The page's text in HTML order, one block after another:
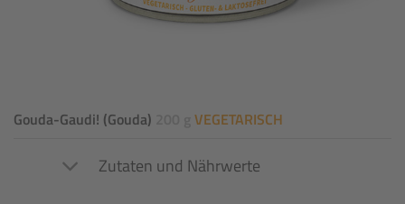
Gouda-Gaudi! (Gouda) VEGETARISCH
Zutaten und Nährwerte